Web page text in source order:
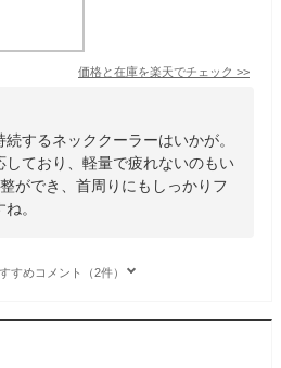
価格と在庫を楽天でチェック >>
するネッククーラーはいかが。
しており、軽量で疲れないのもい
ができ、首周りにもしっかりフ
。
すめコメント（2件）